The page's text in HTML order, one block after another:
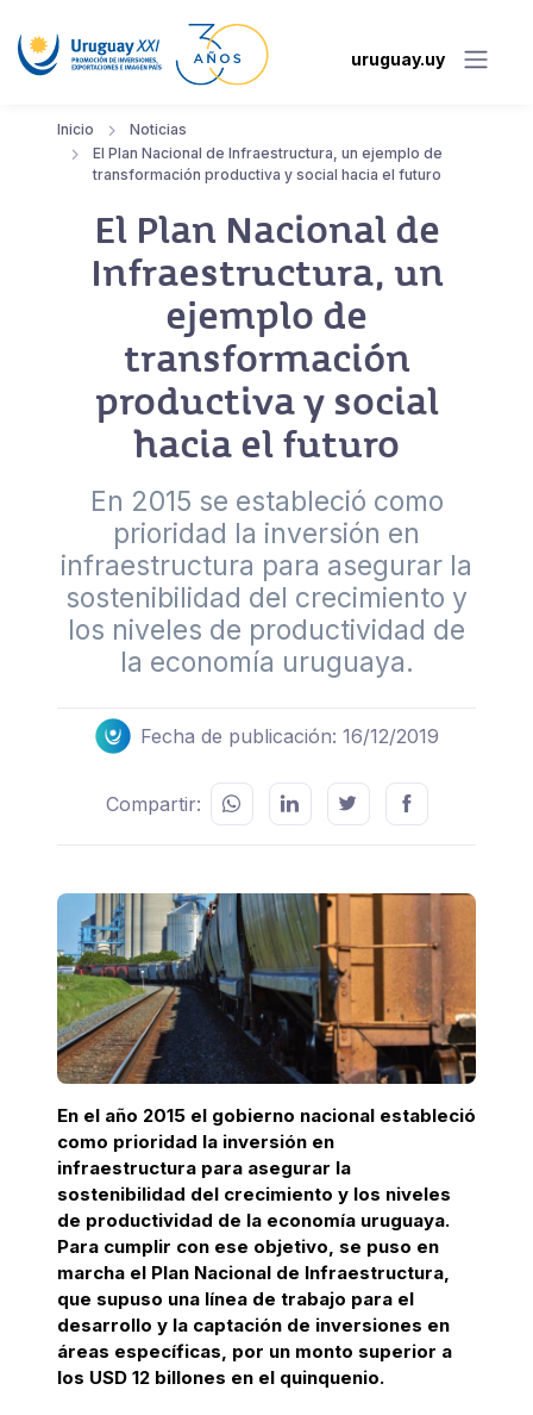
uruguay.uy
Inicio
Noticias
El Plan Nacional de Infraestructura, un ejemplo de
transformación productiva y social hacia el futuro
El Plan Nacional de
Infraestructura, un
ejemplo de
transformación
productiva y social
hacia el futuro
En 2015 se estableció como
prioridad la inversión en
infraestructura para asegurar la
sostenibilidad del crecimiento y
los niveles de productividad de
la economía uruguaya.
Fecha de publicación: 16/12/2019
Compartir:
En el año 2015 el gobierno nacional estableció
como prioridad la inversión en
infraestructura para asegurar la
sostenibilidad del crecimiento y los niveles
de productividad de la economía uruguaya.
Para cumplir con ese objetivo, se puso en
marcha el Plan Nacional de Infraestructura,
que supuso una línea de trabajo para el
desarrollo y la captación de inversiones en
áreas específicas, por un monto superior a
los USD 12 billones en el quinquenio.